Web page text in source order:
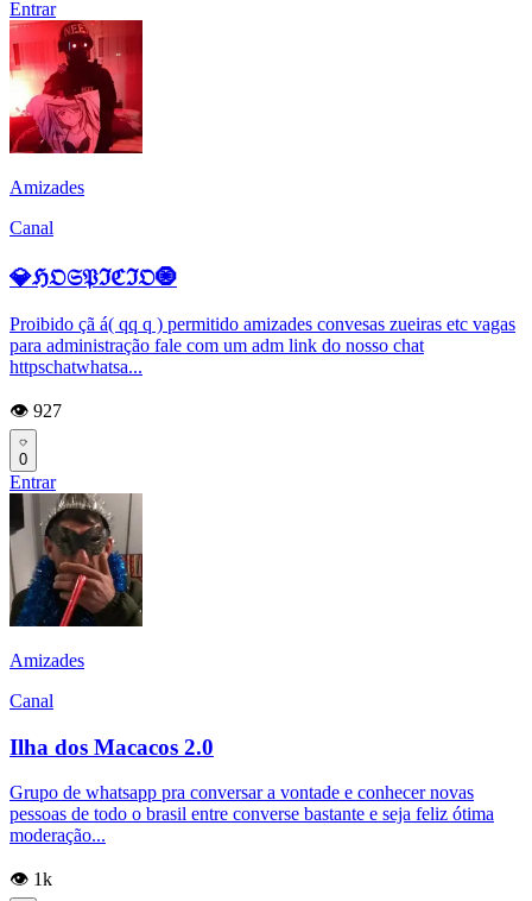
Entrar
Amizades
Canal
💎ℌ𝔒𝔖𝔓ℑℭℑ𝔒🧿
Proibido çã á( qq q ) permitido amizades convesas zueiras etc vagas
para administração fale com um adm link do nosso chat
httpschatwhatsa...
👁️ 927
0
Entrar
Amizades
Canal
Ilha dos Macacos 2.0
Grupo de whatsapp pra conversar a vontade e conhecer novas
pessoas de todo o brasil entre converse bastante e seja feliz ótima
moderação...
👁️ 1k